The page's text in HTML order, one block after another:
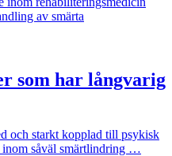
som har långvarig
och starkt kopplad till psykisk
inom såväl smärtlindring …